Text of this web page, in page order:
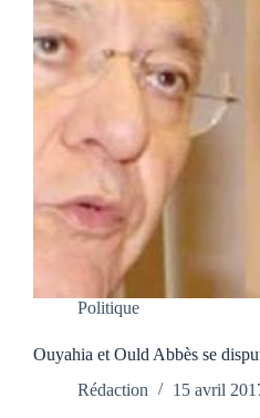
Politique
Ouyahia et Ould Abbès se
Rédaction
15 avril